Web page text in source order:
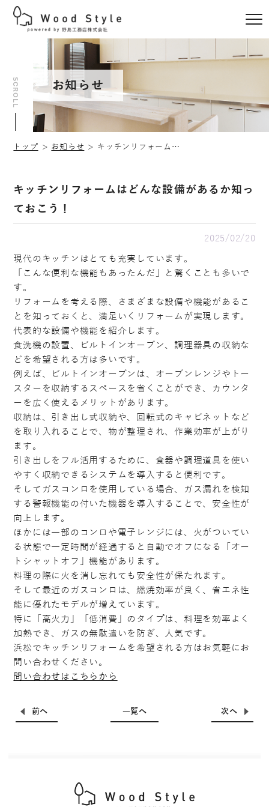
お知らせ
SCROLL
トップ お知らせ キッチンリフォームはどんな設備があるか知っておこう！
キッチンリフォームはどんな設備があるか知っ
ておこう！
2025/02/20
現代のキッチンはとても充実しています。
「こんな便利な機能もあったんだ」と驚くことも多いで
す。
リフォームを考える際、さまざまな設備や機能があるこ
とを知っておくと、満足いくリフォームが実現します。
代表的な設備や機能を紹介します。
食洗機の設置、ビルトインオーブン、調理器具の収納な
どを希望される方は多いです。
例えば、ビルトインオーブンは、オーブンレンジやトー
スターを収納するスペースを省くことができ、カウンタ
ーを広く使えるメリットがあります。
収納は、引き出し式収納や、回転式のキャビネットなど
を取り入れることで、物が整理され、作業効率が上がり
ます。
引き出しをフル活用するために、食器や調理道具を使い
やすく収納できるシステムを導入すると便利です。
そしてガスコンロを使用している場合、ガス漏れを検知
する警報機能の付いた機器を導入することで、安全性が
向上します。
ほかには一部のコンロや電子レンジには、火がついてい
る状態で一定時間が経過すると自動でオフになる「オー
トシャットオフ」機能があります。
料理の際に火を消し忘れても安全性が保たれます。
そして最近のガスコンロは、燃焼効率が良く、省エネ性
能に優れたモデルが増えています。
特に「高火力」「低消費」のタイプは、料理を効率よく
加熱でき、ガスの無駄遣いを防ぎ、人気です。
浜松でキッチンリフォームを希望される方はお気軽にお
問い合わせください。
問い合わせはこちらから
前へ 一覧へ 次へ